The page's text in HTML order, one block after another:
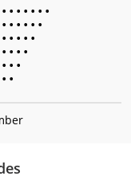
• • • • • • •
• • • • • •
• • • • •
• • • •
• • •
• •